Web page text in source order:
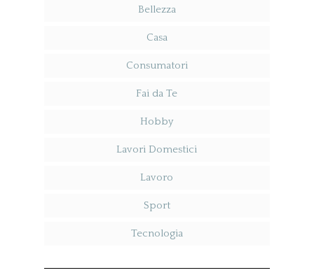
Bellezza
Casa
Consumatori
Fai da Te
Hobby
Lavori Domestici
Lavoro
Sport
Tecnologia